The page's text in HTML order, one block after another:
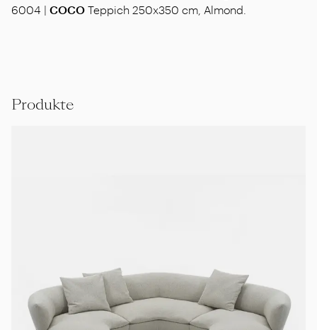
6004 | COCO Teppich 250x350 cm, Almond.
Produkte